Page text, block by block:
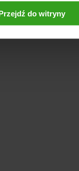
do witryny